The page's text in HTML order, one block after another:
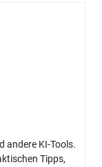
andere KI-Tools.
Tipps,